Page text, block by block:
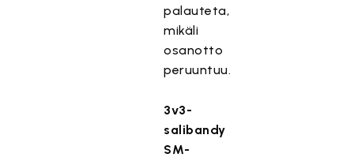
palauteta,
mikäli
osanotto
peruuntuu.
3v3-
salibandy
SM-